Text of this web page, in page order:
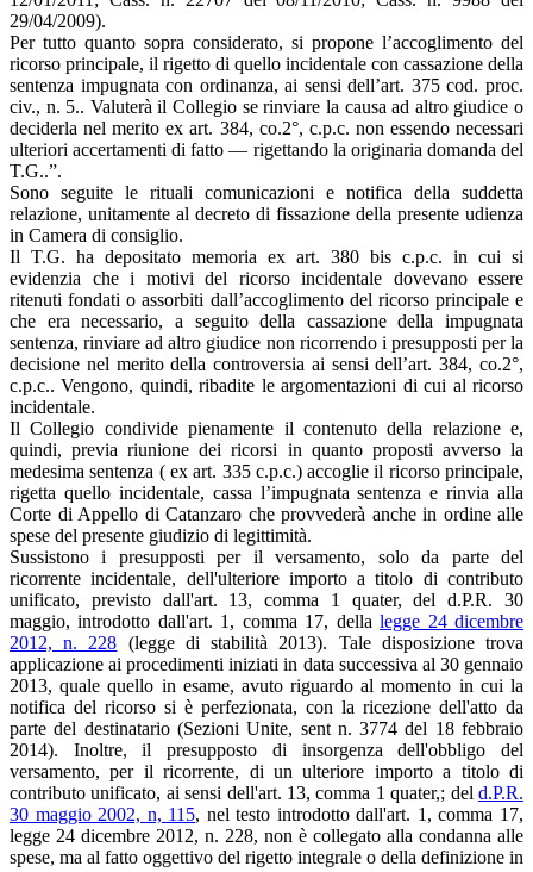
29/04/2009).
Per tutto quanto sopra considerato, si propone l’accoglimento del
ricorso principale, il rigetto di quello incidentale con cassazione della
sentenza impugnata con ordinanza, ai sensi dell’art. 375 cod. proc.
civ., n. 5.. Valuterà il Collegio se rinviare la causa ad altro giudice o
deciderla nel merito ex art. 384, co.2°, c.p.c. non essendo necessari
ulteriori accertamenti di fatto — rigettando la originaria domanda del
T.G..”.
Sono seguite le rituali comunicazioni e notifica della suddetta
relazione, unitamente al decreto di fissazione della presente udienza
in Camera di consiglio.
Il T.G. ha depositato memoria ex art. 380 bis c.p.c. in cui si
evidenzia che i motivi del ricorso incidentale dovevano essere
ritenuti fondati o assorbiti dall’accoglimento del ricorso principale e
che era necessario, a seguito della cassazione della impugnata
sentenza, rinviare ad altro giudice non ricorrendo i presupposti per la
decisione nel merito della controversia ai sensi dell’art. 384, co.2°,
c.p.c.. Vengono, quindi, ribadite le argomentazioni di cui al ricorso
incidentale.
Il Collegio condivide pienamente il contenuto della relazione e,
quindi, previa riunione dei ricorsi in quanto proposti avverso la
medesima sentenza ( ex art. 335 c.p.c.) accoglie il ricorso principale,
rigetta quello incidentale, cassa l’impugnata sentenza e rinvia alla
Corte di Appello di Catanzaro che provvederà anche in ordine alle
spese del presente giudizio di legittimità.
Sussistono i presupposti per il versamento, solo da parte del
ricorrente incidentale, dell'ulteriore importo a titolo di contributo
unificato, previsto dall'art. 13, comma 1 quater, del d.P.R. 30
maggio, introdotto dall'art. 1, comma 17, dellalegge 24 dicembre
2012, n. 228 (legge di stabilità 2013). Tale disposizione trova
applicazione ai procedimenti iniziati in data successiva al 30 gennaio
2013, quale quello in esame, avuto riguardo al momento in cui la
notifica del ricorso si è perfezionata, con la ricezione dell'atto da
parte del destinatario (Sezioni Unite, sent n. 3774 del 18 febbraio
2014). Inoltre, il presupposto di insorgenza dell'obbligo del
versamento, per il ricorrente, di un ulteriore importo a titolo di
contributo unificato, ai sensi dell'art. 13, comma 1 quater,; del d.P.R.
30 maggio 2002, n, 115, nel testo introdotto dall'art. 1, comma 17,
legge 24 dicembre 2012, n. 228, non è collegato alla condanna alle
spese, ma al fatto oggettivo del rigetto integrale o della definizione in